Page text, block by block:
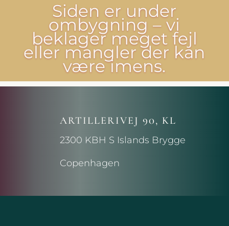
Siden er under
ombygning – vi
beklager meget fejl
eller mangler der kan
være imens.
ARTILLERIVEJ 90, KL
2300 KBH S Islands Brygge
Copenhagen